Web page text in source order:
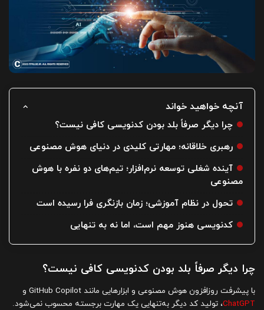
آنچه خواهید خواند
چرا دیگر صرفاً بلد بودن کدنویسی کافی نیست؟
رهبری خلاقانه؛ مهارتی کلیدی در دنیای هوش مصنوعی
آینده شغلی توسعه نرم‌افزار؛ تیم‌های دو نفره با هوش
مصنوعی
تحول در نظام آموزشی؛ زمان بازنگری فرا رسیده است
کدنویسی هنوز مهم است، اما نه به تنهایی
چرا دیگر صرفاً بلد بودن کدنویسی کافی نیست؟
با پیشرفت روزافزون هوش مصنوعی و ابزارهایی مانند GitHub Copilot و
ChatGPT، تولید کد دیگر به‌تنهایی یک مهارت برجسته محسوب نمی‌شود.